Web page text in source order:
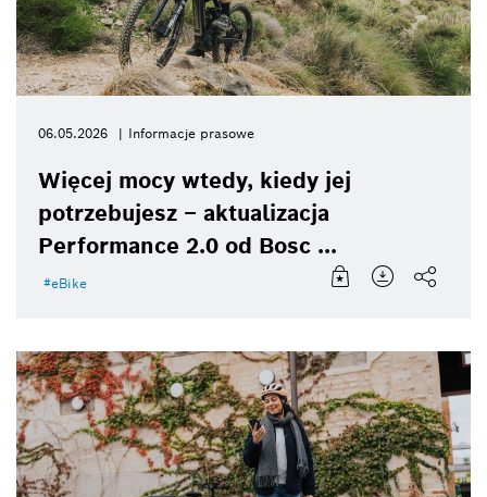
06.05.2026 Informacje prasowe
Więcej mocy wtedy, kiedy jej
potrzebujesz – aktualizacja
Performance 2.0 od Bosc ...
eBike